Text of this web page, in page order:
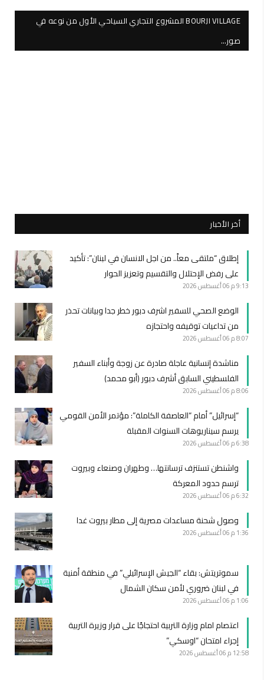
BOURJI VILLAGE المشروع التجاري السياحي الأول من نوعه في
صور…
أخر الأخبار
إطلاق “ملتقى معاً.. من اجل الانسان في لبنان”: تأكيد
على رفض الإحتلال والتقسيم وتعزيز الحوار
9:13 م 06 أغسطس 2026
الوضع الصحي للسفير اشرف دبور خطر جدا وبيانات تحذر
من تداعيات توقيفه واحتجازه
8:07 م 06 أغسطس 2026
مناشدة إنسانية عاجلة صادرة عن زوجة وأبناء السفير
الفلسطيني السابق أشرف دبور (أبو محمد)
8:06 م 06 أغسطس 2026
“إسرائيل” أمام “العاصفة الكاملة”: مؤتمر الأمن القومي
يرسم سيناريوهات السنوات المقبلة
6:38 م 06 أغسطس 2026
واشنطن تستنزف ترسانتها… وطهران وصنعاء وبيروت
ترسم حدود المعركة
6:32 م 06 أغسطس 2026
وصول شحنة مساعدات مصرية إلى مطار بيروت غدا
1:36 م 06 أغسطس 2026
سموتريتش: بقاء “الجيش الإسرائيلي” في منطقة أمنية
في لبنان ضروري لأمن سكان الشمال
1:06 م 06 أغسطس 2026
اعتصام امام وزارة التربية احتجاجًا على قرار وزيرة التربية
إجراء امتحان “اوسكي”
12:58 م 06 أغسطس 2026